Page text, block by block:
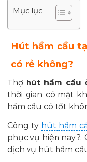
Mục lục
Hút hầm cầu
có rẻ không?
Thợ hút hầm cầu
thời gian có mặt
hầm cầu có tốt
Công ty hút hầm
phục vụ hiện nay?.
dịch vụ hút hầm